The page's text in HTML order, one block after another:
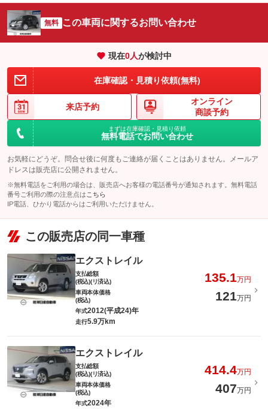
無料 この車両に関するお問い合わせ
現在0人が検討中
在庫確認・見積り依頼(無料)
来店予約
オンライン
商談予約
まずは在庫確認・見積り依頼
無料電話でお問い合わせ
お気軽にどうぞ。問合せ後に何度もご連絡が届くことはありません。メールア
ドレスは販売店に公開されません。
※無料電話をご利用の場合は、販売店へお客様の電話番号が通知されます。無料電話
番号ご利用の際の注意点は こちら
IP電話、ひかり電話からはご利用いただけません。
この販売店の同一車種
エクストレイル
支払総額
(税込)(リ済込)
135.1万円
車両本体価格
(税込)
121万円
年式2012(平成24)年
走行5.9万km
エクストレイル
支払総額
(税込)(リ済込)
414.4万円
車両本体価格
(税込)
407万円
年式2024年